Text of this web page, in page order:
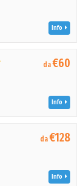
Info
da€60
Info
da€128
Info